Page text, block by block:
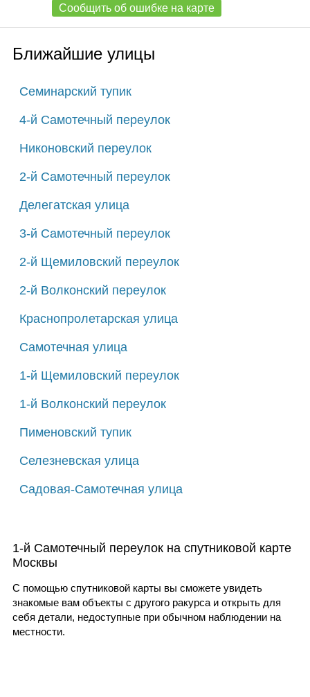
Сообщить об ошибке на карте
Ближайшие улицы
Семинарский тупик
4-й Самотечный переулок
Никоновский переулок
2-й Самотечный переулок
Делегатская улица
3-й Самотечный переулок
2-й Щемиловский переулок
2-й Волконский переулок
Краснопролетарская улица
Самотечная улица
1-й Щемиловский переулок
1-й Волконский переулок
Пименовский тупик
Селезневская улица
Садовая-Самотечная улица
1-й Самотечный переулок на спутниковой карте
Москвы
С помощью спутниковой карты вы сможете увидеть
знакомые вам объекты с другого ракурса и открыть для
себя детали, недоступные при обычном наблюдении на
местности.